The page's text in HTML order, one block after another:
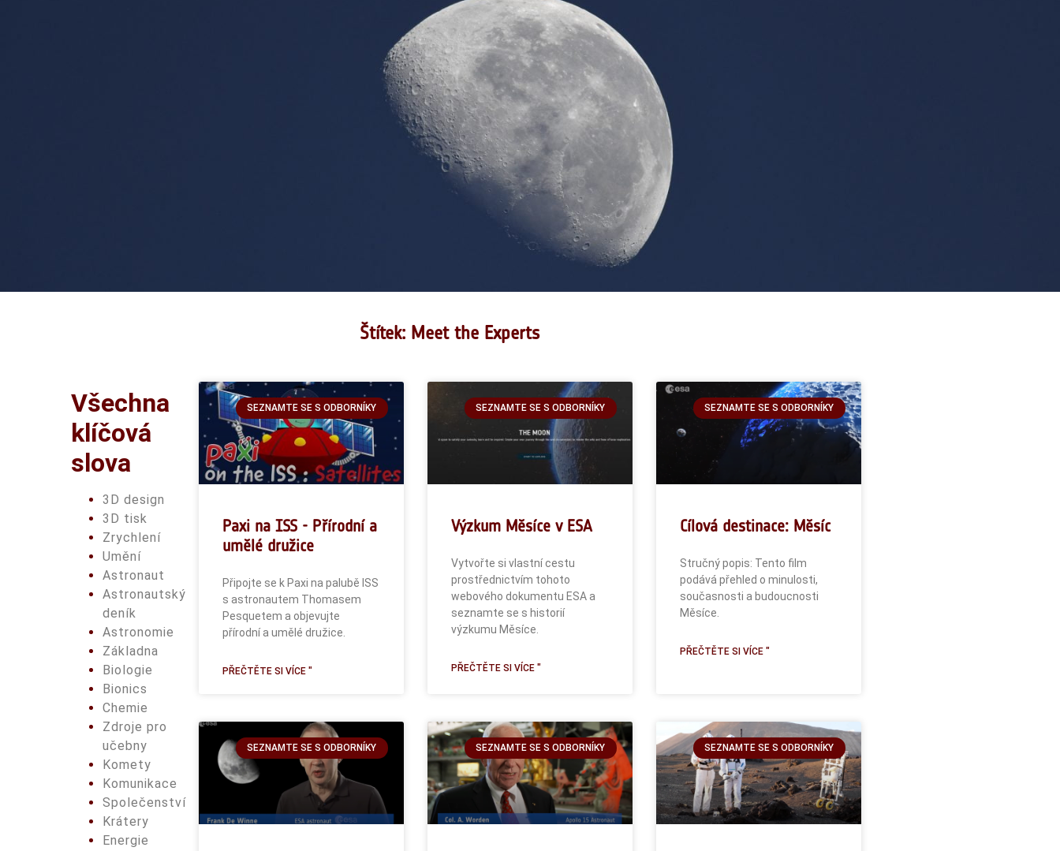
Štítek: Meet the Experts
Všechna
klíčová
slova
3D design
3D tisk
Zrychlení
Umění
Astronaut
Astronautský
deník
Astronomie
Základna
Biologie
Bionics
Chemie
Zdroje pro
učebny
Komety
Komunikace
Společenství
Krátery
Energie
SEZNAMTE SE S ODBORNÍKY
Paxi na ISS - Přírodní a
umělé družice
Připojte se k Paxi na palubě ISS
s astronautem Thomasem
Pesquetem a objevujte
přírodní a umělé družice.
PŘEČTĚTE SI VÍCE "
SEZNAMTE SE S ODBORNÍKY
Výzkum Měsíce v ESA
Vytvořte si vlastní cestu
prostřednictvím tohoto
webového dokumentu ESA a
seznamte se s historií
výzkumu Měsíce.
PŘEČTĚTE SI VÍCE "
SEZNAMTE SE S ODBORNÍKY
Cílová destinace: Měsíc
Stručný popis: Tento film
podává přehled o minulosti,
současnosti a budoucnosti
Měsíce.
PŘEČTĚTE SI VÍCE "
SEZNAMTE SE S ODBORNÍKY SEZNAMTE SE S ODBORNÍKY SEZNAMTE SE S ODBORNÍKY